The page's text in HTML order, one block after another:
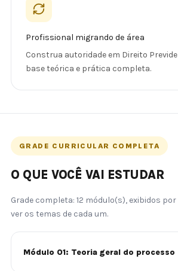
Profissional migrando de área
Construa autoridade em Direito
base teórica e prática completa.
GRADE CURRICULAR COMPLETA
O QUE VOCÊ VAI ESTUDAR
Grade completa: 12 módulo(s), exibidos
ver os temas de cada um.
Módulo 01: Teoria geral do processo